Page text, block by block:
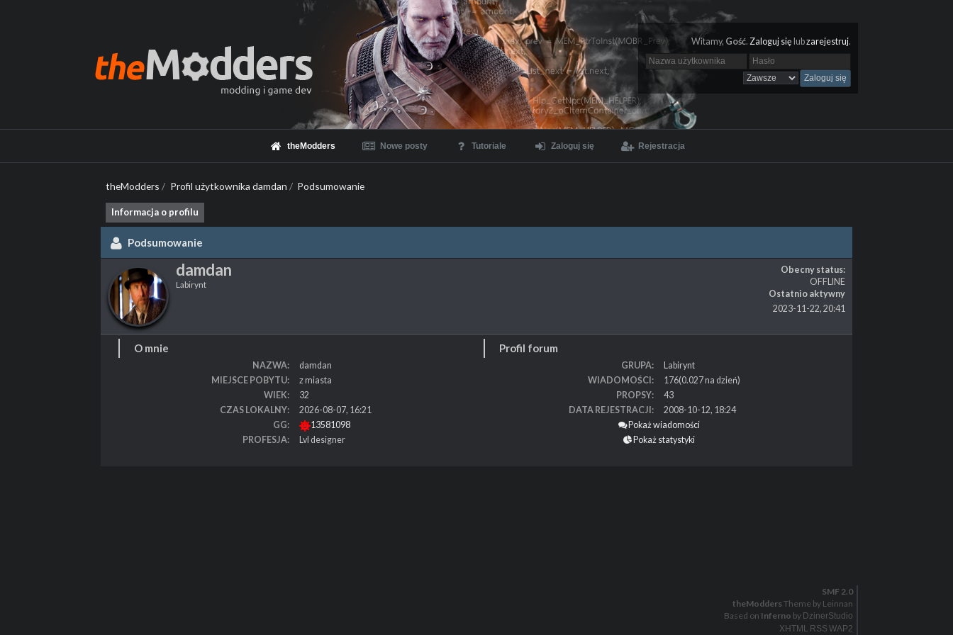
Witamy, Gość. Zaloguj się lubzarejestruj.
theModders Nowe posty Tutoriale Zaloguj się Rejestracja
theModders / Profil użytkownika damdan / Podsumowanie
Informacja o profilu
Podsumowanie
damdan
Labirynt
Obecny status:
OFFLINE
Ostatnio aktywny
2023-11-22, 20:41
O mnie
NAZWA
damdan
MIEJSCE POBYTU
z miasta
WIEK
32
CZAS LOKALNY
2026-08-07, 16:21
GG
13581098
PROFESJA
Lvl designer
Profil forum
GRUPA
Labirynt
WIADOMOŚCI
176(0.027 na dzień)
PROPSY
43
DATA REJESTRACJI
2008-10-12, 18:24
Pokaż wiadomości
Pokaż statystyki
SMF 2.0
theModders Theme by Leinnan
Based on Inferno by DzinerStudio
XHTML RSS WAP2